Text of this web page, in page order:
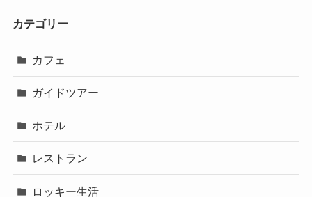
カテゴリー
カフェ
ガイドツアー
ホテル
レストラン
ロッキー生活